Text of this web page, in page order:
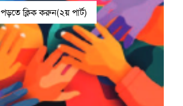
পড়তে ক্লিক করুন(২য় পার্ট)